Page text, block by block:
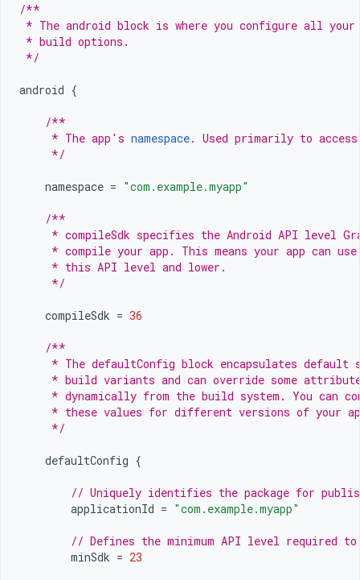
/**
* The android block is where you configure all
* build options.
*/
android {
/**
     * The app's
namespace. Used primarily to
     */
namespace = "com.example.myapp"
/**
* compileSdk specifies the Android API level
* compile your app. This means your app can
     * this API level and lower.
     */
compileSdk = 36
/**
* The defaultConfig block encapsulates default
* build variants and can override some
* dynamically from the build system. You can
* these values for different versions of your
     */
defaultConfig {
// Uniquely identifies the package for
applicationId = "com.example.myapp"
// Defines the minimum API level required
minSdk = 23